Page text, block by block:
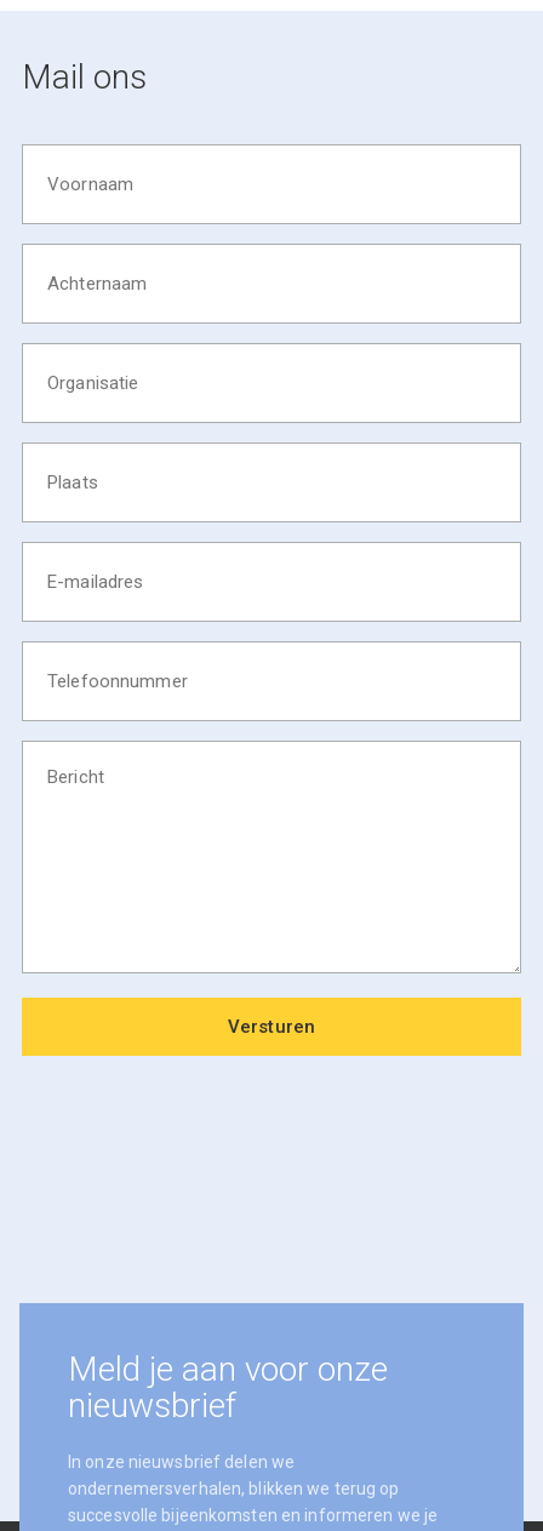
Mail ons
mailadres
Versturen
Meld je aan voor onze
nieuwsbrief
In onze nieuwsbrief delen we
ondernemersverhalen, blikken we terug op
succesvolle bijeenkomsten en informeren we je